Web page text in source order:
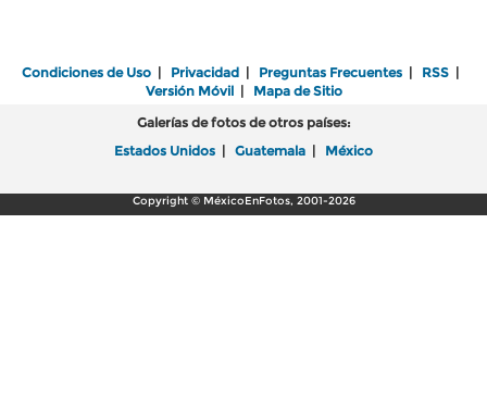
Condiciones de Uso | Privacidad | Preguntas Frecuentes | RSS |
Versión Móvil| Mapa de Sitio
Galerías de fotos de otros países:
Estados Unidos | Guatemala | México
Copyright © MéxicoEnFotos, 2001-2026